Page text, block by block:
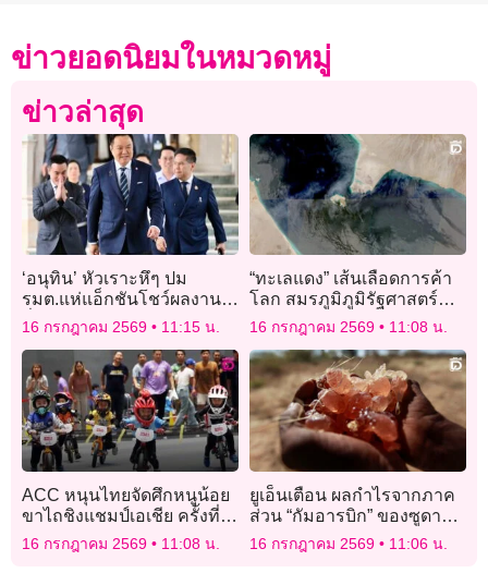
ข่าวยอดนิยมในหมวดหมู่
ข่าวล่าสุด
‘อนุทิน’ หัวเราะหึๆ ปม
รมต.แห่แอ็กชันโชว์ผลงาน
ลั่นอะไรไม่ใช่-ไร้ประโยชน์
ไม่ต้องเอาออกมา!
16 กรกฎาคม 2569 11:15 น.
“ทะเลแดง” เส้นเลือดการค้า
โลก สมรภูมิภูมิรัฐศาสตร์
มหาอำนาจ
16 กรกฎาคม 2569 11:08 น.
ACC หนุนไทยจัดศึกหนูน้อย
ขาไถชิงแชมป์เอเชีย ครั้งที่ 2
ในปี 2570
16 กรกฎาคม 2569 11:08 น.
ยูเอ็นเตือน ผลกำไรจากภาค
ส่วน “กัมอารบิก” ของซูดาน
มีส่วนสนับสนุนสงคราม
16 กรกฎาคม 2569 11:06 น.